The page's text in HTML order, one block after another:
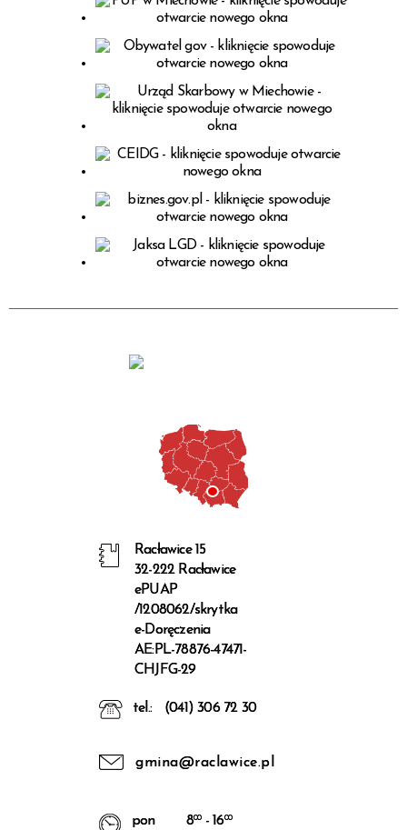
Racławice 15
32-222 Racławice
ePUAP
/1208062/skrytka
e-Doręczenia
AE:PL-78876-47471-
CHJFG-29
tel.: (041) 306 72 30
gmina@raclawice.pl
pon 800- 1600